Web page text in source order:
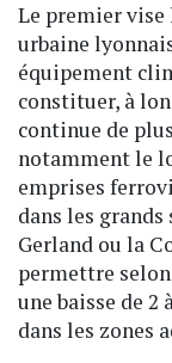
Le premier vise
urbaine
équipement
constituer, à
continue de
notamment le
emprises
dans les grands
Gerland ou la
permettre
une baisse de 2
dans les zones